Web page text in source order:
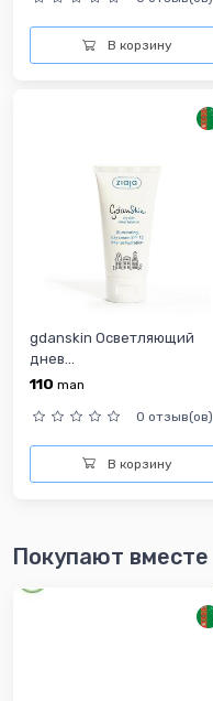
В корзину
gdanskin Осветляющий
днев...
110 man
0 отзыв(ов)
В корзину
Покупают вместе